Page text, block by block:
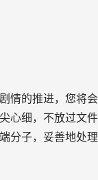
情的推进，您将
心细，不放过文
分子，妥善地处理